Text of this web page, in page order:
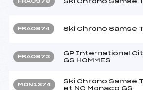
FRA0978 Ski Chrono Samse
FRA0974 Ski Chrono Samse
FRA0973
GP International
GS HOMMES
MON1374
Ski Chrono Samse
et NC Monaco GS